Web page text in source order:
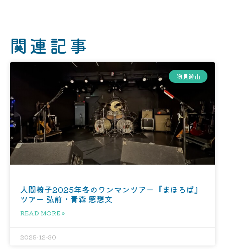
関連記事
物見遊山
人間椅子2025年冬のワンマンツアー『まほろば』
ツアー 弘前・青森 感想文
READ MORE »
2025-12-30